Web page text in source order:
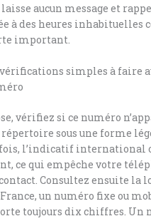
aucun message et
à des heures inhabituelles
important.
simples à faire
vérifiez si ce numéro
répertoire sous une forme
l’indicatif international
ce qui empêche votre
Consultez ensuite la
un numéro fixe ou
toujours dix chiffres. Un